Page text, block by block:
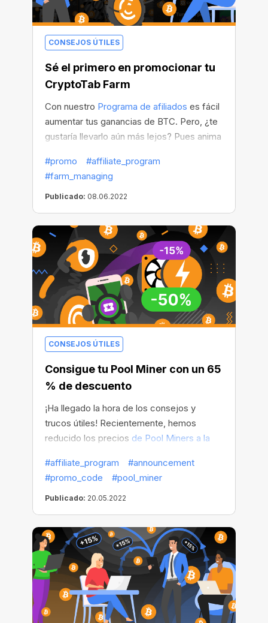
CONSEJOS ÚTILES
Sé el primero en promocionar tu
CryptoTab Farm
Con nuestro Programa de afiliados es fácil
aumentar tus ganancias de BTC. Pero, ¿te
gustaría llevarlo aún más lejos? Pues anima
sé uno de los primerosen hacerlo.
#promo
#affiliate_program
#farm_managing
Publicado: 08.06.2022
CONSEJOS ÚTILES
Consigue tu Pool Miner con un 65
% de descuento
¡Ha llegado la hora de los consejos y
trucos útiles! Recientemente, hemos
reducido los precios de Pool Miners a la
gastando menos. Y ahora queremos
compartir contigo un truco útil para ahorrar
aún más.
#affiliate_program
#announcement
#promo_code
#pool_miner
Publicado: 20.05.2022